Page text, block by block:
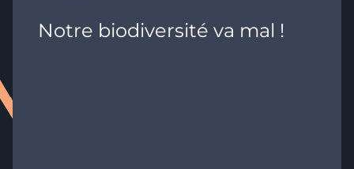
Notre biodiversité va mal !